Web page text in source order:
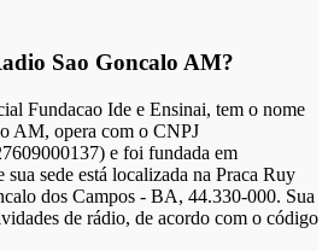
Sao Goncalo AM?
Fundacao Ide e Ensinai, tem o nome
AM, opera com o CNPJ
e foi fundada em
sede está localizada na Praca Ruy
dos Campos - BA, 44.330-000. Sua
de rádio, de acordo com o código